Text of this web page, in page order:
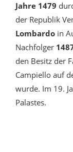
Jahre 1479
der Republik
Lombardo in
Nachfolger
den Besitz der
Campiello auf
wurde. Im 19.
Palastes.